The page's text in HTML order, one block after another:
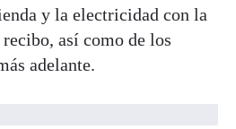
y la electricidad con la
así como de los
adelante.